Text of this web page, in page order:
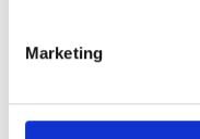
Marketing